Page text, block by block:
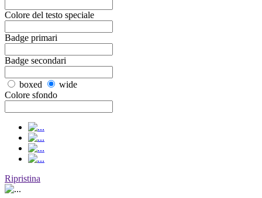
Colore del testo speciale
Badge primari
Badge secondari
boxed
wide
Colore sfondo
Ripristina